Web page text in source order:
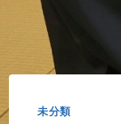
未分類